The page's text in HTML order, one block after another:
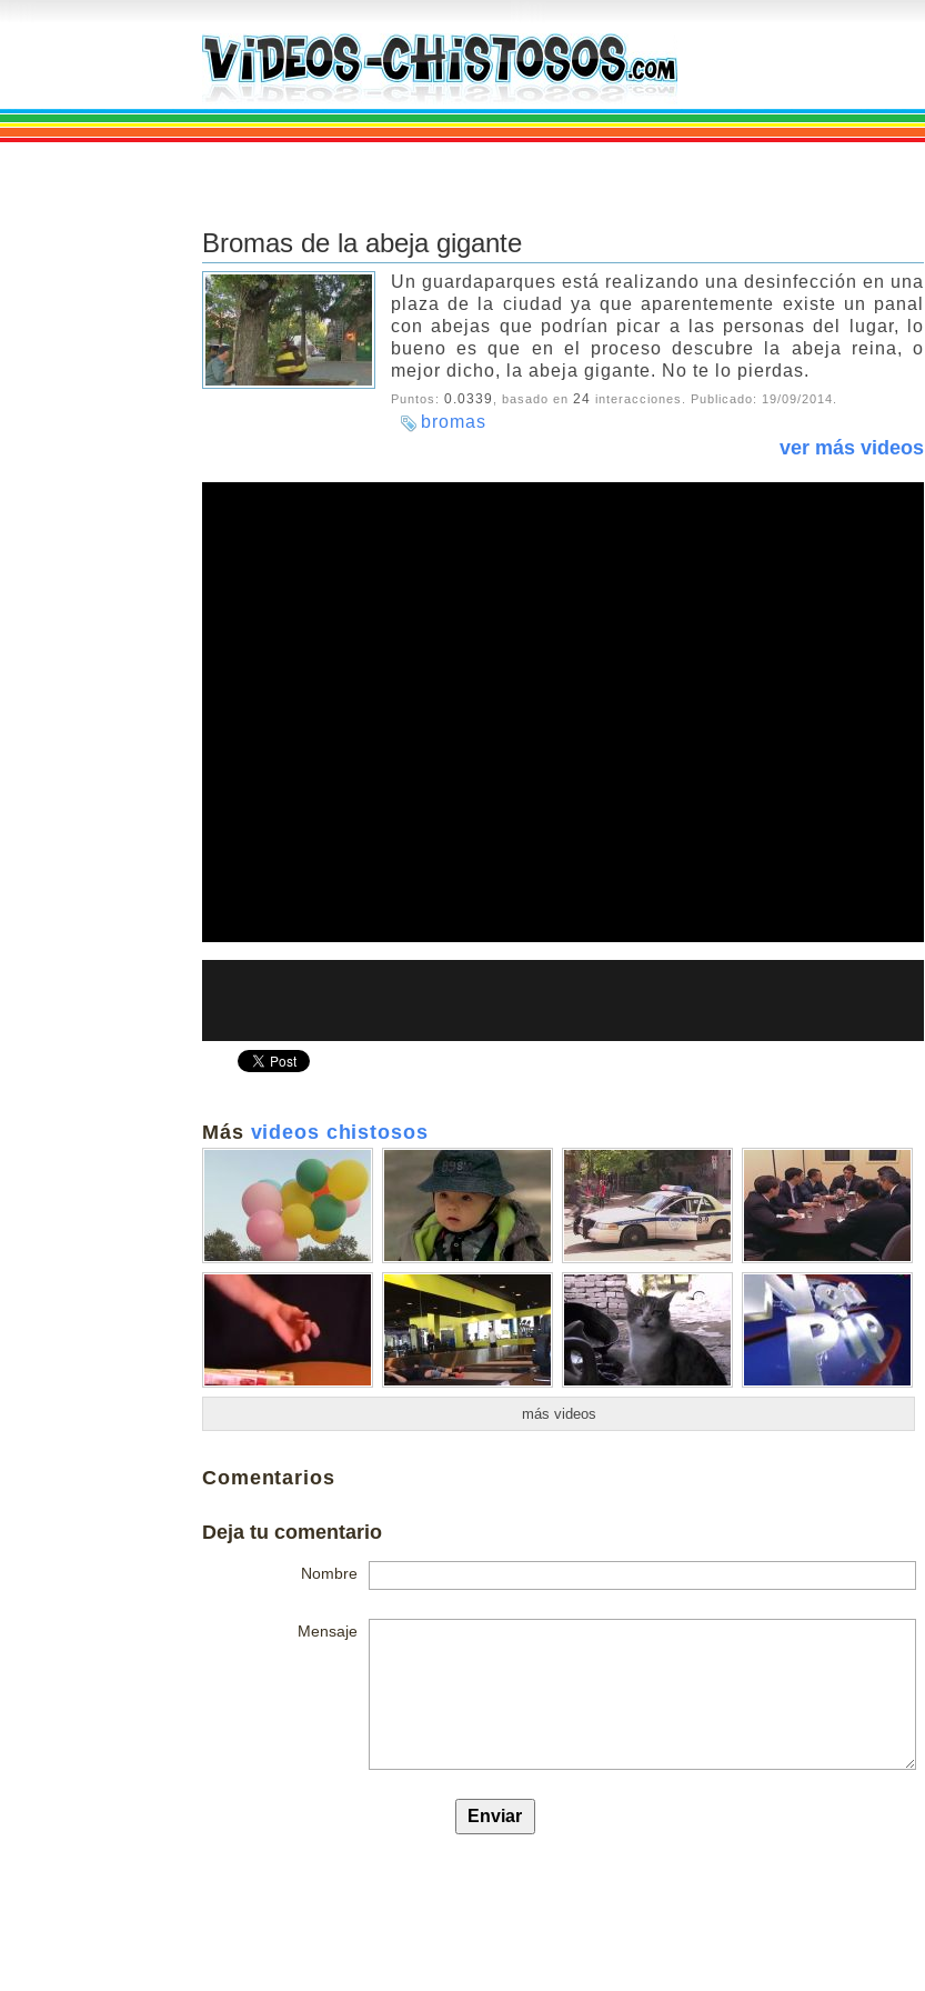
Bromas de la abeja gigante
Un guardaparques está realizando una desinfección en una
plaza de la ciudad ya que aparentemente existe un panal
con abejas que podrían picar a las personas del lugar, lo
bueno es que en el proceso descubre la abeja reina, o
mejor dicho, la abeja gigante. No te lo pierdas.
Puntos: 0.0339 , basado en 24 interacciones. Publicado: 19/09/2014
bromas
ver más videos
Más videos chistosos
más videos
Comentarios
Deja tu comentario
Nombre
Mensaje